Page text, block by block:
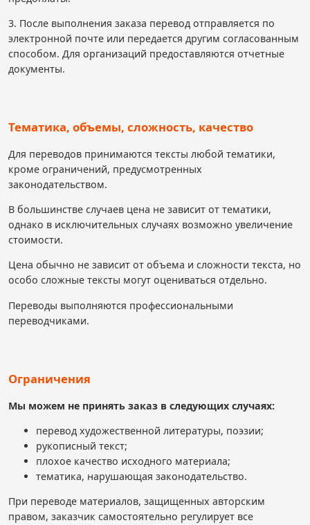
3. После выполнения заказа перевод отправляется по
электронной почте или передается другим согласованным
способом. Для организаций предоставляются отчетные
документы.
Тематика, объемы, сложность, качество
Для переводов принимаются тексты любой тематики,
кроме ограничений, предусмотренных
законодательством.
В большинстве случаев цена не зависит от тематики,
однако в исключительных случаях возможно увеличение
стоимости.
Цена обычно не зависит от объема и сложности текста, но
особо сложные тексты могут оцениваться отдельно.
Переводы выполняются профессиональными
переводчиками.
Ограничения
Мы можем не принять заказ в следующих случаях:
перевод художественной литературы, поэзии;
рукописный текст;
плохое качество исходного материала;
тематика, нарушающая законодательство.
При переводе материалов, защищенных авторским
правом, заказчик самостоятельно регулирует все